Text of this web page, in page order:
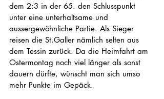
dem 2:3 in der 65. den Schlusspunkt
unter eine unterhaltsame und
aussergewöhnliche Partie. Als Sieger
reisen die St.Galler nämlich selten aus
dem Tessin zurück. Da die Heimfahrt am
Ostermontag noch viel länger als sonst
dauern dürfte, wünscht man sich umso
mehr Punkte im Gepäck.